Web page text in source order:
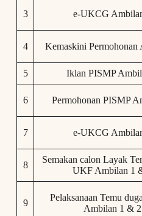
3 e-UKCG
4 Kemaskini Permohonan
5 Iklan PISMP
6 Permohonan PISMP
7 e-UKCG
8
Semakan calon Layak
UKF Ambilan 1
9
Pelaksanaan Temu
Ambilan 1 & 2